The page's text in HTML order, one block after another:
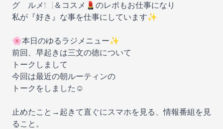
グ ルメ🍽️＆コスメ💄のレポもお仕事になり
私が『好き』な事を仕事にしています✨
🌸本日のゆるラジメニュー✨
前回、早起きは三文の徳について
トークしまして
今回は最近の朝ルーティンの
トークをしました☺️
止めたこと→起きて直ぐにスマホを見る、情報番組を見
ること。